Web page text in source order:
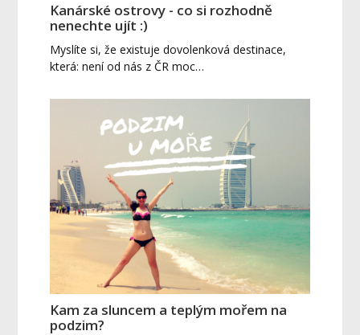
Kanárské ostrovy - co si rozhodně
nenechte ujít :)
Myslíte si, že existuje dovolenková destinace,
která: není od nás z ČR moc…
Kam za sluncem a teplým mořem na
podzim?